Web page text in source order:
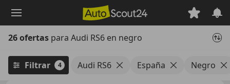
principal
26 ofertas para Audi RS6 en negro
Filtrar 4 Audi RS6 España Negro